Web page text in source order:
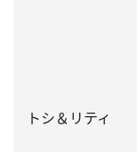
トシ＆リティ